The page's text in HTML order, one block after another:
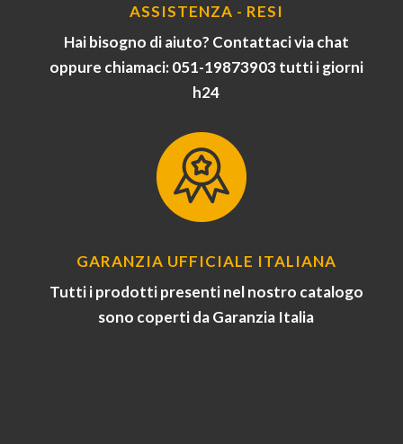
ASSISTENZA - RESI
Hai bisogno di aiuto? Contattaci via chat
oppure chiamaci: 051-19873903 tutti i giorni
h24
GARANZIA UFFICIALE ITALIANA
Tutti i prodotti presenti nel nostro catalogo
sono coperti da Garanzia Italia